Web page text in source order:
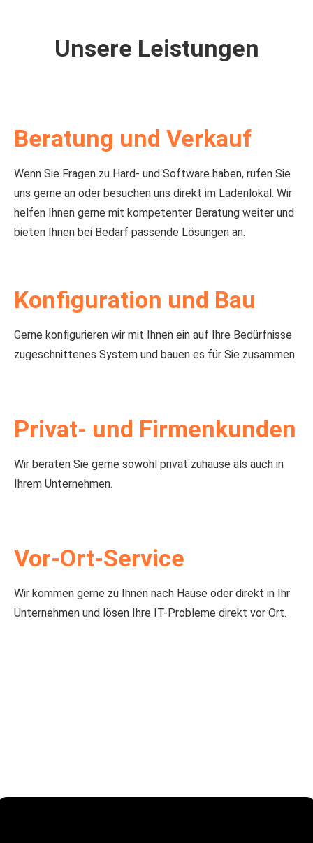
Unsere Leistungen
Beratung und Verkauf
Wenn Sie Fragen zu Hard- und Software haben, rufen Sie
uns gerne an oder besuchen uns direkt im Ladenlokal. Wir
helfen Ihnen gerne mit kompetenter Beratung weiter und
bieten Ihnen bei Bedarf passende Lösungen an.
Konfiguration und Bau
Gerne konfigurieren wir mit Ihnen ein auf Ihre Bedürfnisse
zugeschnittenes System und bauen es für Sie zusammen.
Privat- und Firmenkunden
Wir beraten Sie gerne sowohl privat zuhause als auch in
Ihrem Unternehmen.
Vor-Ort-Service
Wir kommen gerne zu Ihnen nach Hause oder direkt in Ihr
Unternehmen und lösen Ihre IT-Probleme direkt vor Ort.